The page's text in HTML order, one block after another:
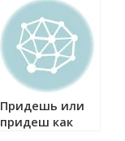
Придешь или
придеш как